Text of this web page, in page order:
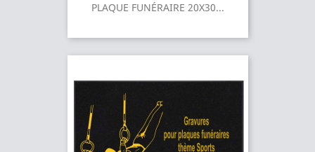
PLAQUE FUNÉRAIRE 20X30...